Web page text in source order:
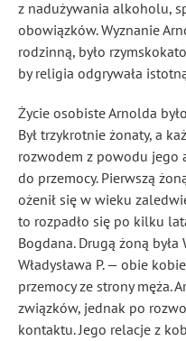
z nadużywania alkoholu,
obowiązków. Wyznanie
rodzinną, było
by religia odgrywała
Życie osobiste Arnolda
Był trzykrotnie żonaty, a
rozwodem z powodu jego
do przemocy. Pierwszą
ożenił się w wieku
to rozpadło się po kilku
Bogdana. Drugą żoną była
Władysława P. — obie
przemocy ze strony męża.
związków, jednak po
kontaktu. Jego relacje z